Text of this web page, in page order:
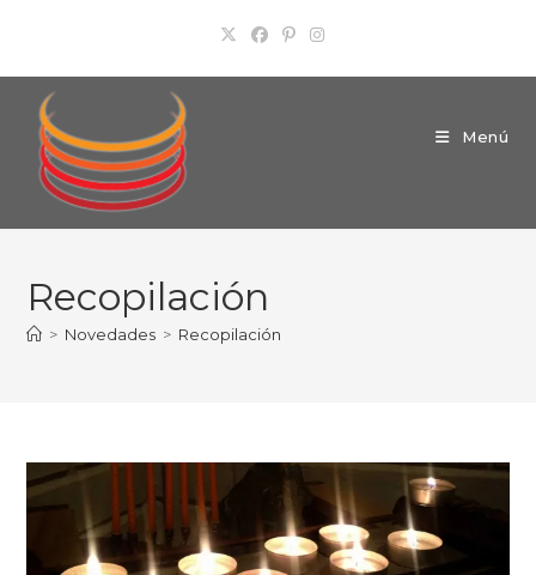
contenido
Menú
Recopilación
> Novedades > Recopilación